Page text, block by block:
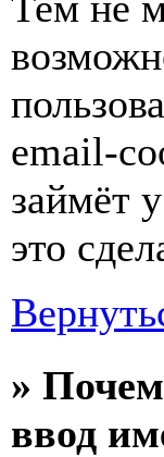
email-
займёт
это
»
ввод